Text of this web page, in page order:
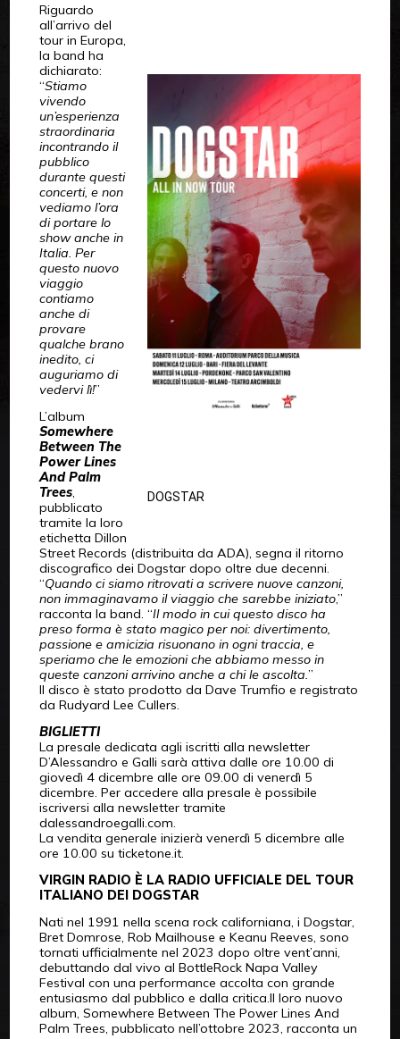
DOGSTAR
Riguardo
all’arrivo del
tour in Europa,
la band ha
dichiarato:
“Stiamo
vivendo
un’esperienza
straordinaria
incontrando il
pubblico
durante questi
concerti, e non
vediamo l’ora
di portare lo
show anche in
Italia. Per
questo nuovo
viaggio
contiamo
anche di
provare
qualche brano
inedito, ci
auguriamo di
vedervi lì!”
L’album
Somewhere
Between The
Power Lines
And Palm
Trees,
pubblicato
tramite la loro
etichetta Dillon
Street Records (distribuita da ADA), segna il ritorno
discografico dei Dogstar dopo oltre due decenni.
“Quando ci siamo ritrovati a scrivere nuove canzoni,
non immaginavamo il viaggio che sarebbe iniziato,”
racconta la band. “Il modo in cui questo disco ha
preso forma è stato magico per noi: divertimento,
passione e amicizia risuonano in ogni traccia, e
speriamo che le emozioni che abbiamo messo in
queste canzoni arrivino anche a chi le ascolta.”
Il disco è stato prodotto da Dave Trumfio e registrato
da Rudyard Lee Cullers.
BIGLIETTI
La presale dedicata agli iscritti alla newsletter
D’Alessandro e Galli sarà attiva dalle ore 10.00 di
giovedì 4 dicembre alle ore 09.00 di venerdì 5
dicembre. Per accedere alla presale è possibile
iscriversi alla newsletter tramite
dalessandroegalli.com.
La vendita generale inizierà venerdì 5 dicembre alle
ore 10.00 su ticketone.it.
VIRGIN RADIO È LA RADIO UFFICIALE DEL TOUR
ITALIANO DEI DOGSTAR
Nati nel 1991 nella scena rock californiana, i Dogstar,
Bret Domrose, Rob Mailhouse e Keanu Reeves, sono
tornati ufficialmente nel 2023 dopo oltre vent’anni,
debuttando dal vivo al BottleRock Napa Valley
Festival con una performance accolta con grande
entusiasmo dal pubblico e dalla critica.Il loro nuovo
album, Somewhere Between The Power Lines And
Palm Trees, pubblicato nell’ottobre 2023, racconta un